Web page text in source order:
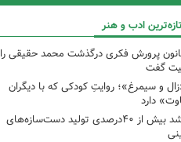
تازه‌ترین ادب و هنر
پرورش فکری درگذشت محمد حقیقی را
گفت
و سیمرغ»؛ روایتِ کودکی که با دیگران
دارد
رشد بیش از ۴۰درصدی تولید دست‌سازه‌های